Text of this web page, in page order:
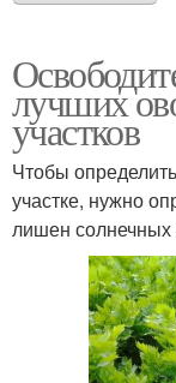
лучших
участков
Чтобы
участке, нужно
лишен солнечных